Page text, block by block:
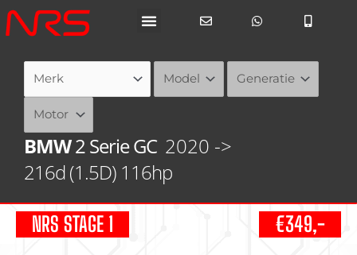
Ga
naar
BMW2 Serie GC 2020 ->
216d (1.5D) 116hp
NRS STAGE 1 €349,-